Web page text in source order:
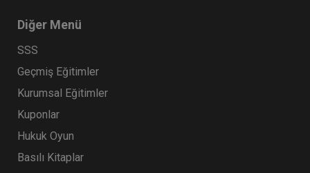
Diğer Menü
SSS
Geçmiş Eğitimler
Kurumsal Eğitimler
Kuponlar
Hukuk Oyun
Basılı Kitaplar